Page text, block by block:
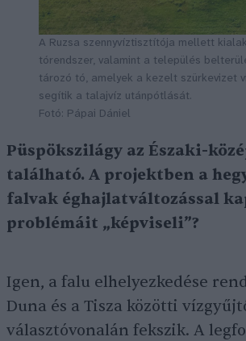
A Ruzsa szennyvíztisztítója mellett
tórendszer, valamint a település
tározó tó, amelyek a kezelt szürkevizet
segítik a talajvíz utánpótlását.
Fotó: Pápai Dániel
Püspökszilágy az Északi-
található. A projektben a
falvak éghajlatváltozással
problémáit „képviseli”?
Igen, a falu elhelyezkedése
Duna és a Tisza közötti
választóvonalán fekszik. A